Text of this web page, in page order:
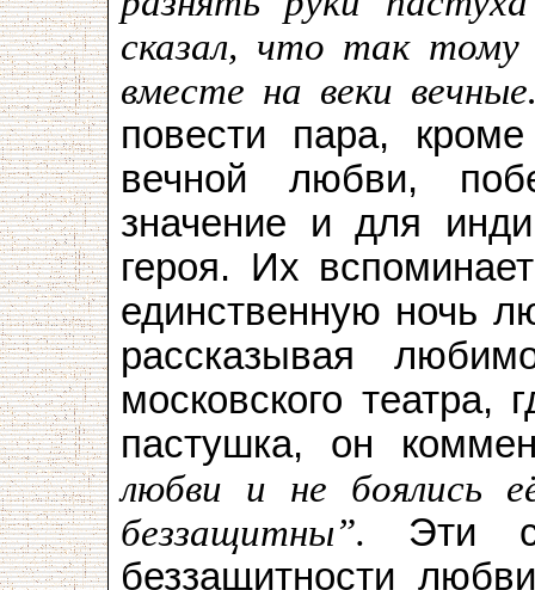
сказал, что так
вместе на веки
повести пара, кроме
вечной любви,
значение и для
героя. Их
единственную ночь
рассказывая
московского
пастушка, он
любви и не боялись
беззащитны”. Эти
беззащитности